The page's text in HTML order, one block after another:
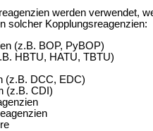
werden verwendet,
solcher Kopplungsreagenzien:
(z.B. BOP, PyBOP)
HBTU, HATU, TBTU)
(z.B. DCC, EDC)
(z.B. CDI)